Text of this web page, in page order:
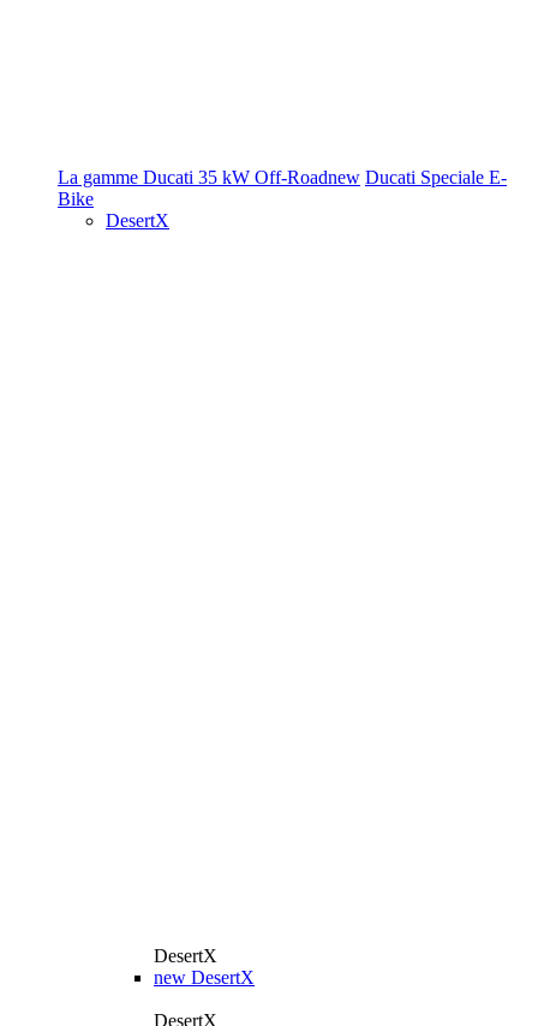
La gamme Ducati 35 kW Off-Roadnew Ducati Speciale E-
Bike
DesertX
DesertX
new DesertX
DesertX